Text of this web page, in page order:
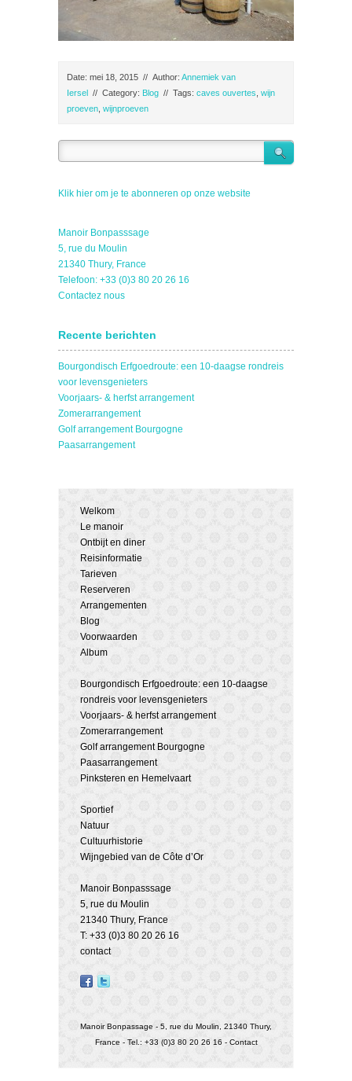
Date: mei 18, 2015 // Author: Annemiek van
Iersel // Category: Blog // Tags: caves ouvertes wijn
proeven wijnproeven
Klik hier om je te abonneren op onze website
Manoir Bonpasssage
5, rue du Moulin
21340 Thury, France
Telefoon: +33 (0)3 80 20 26 16
Contactez nous
Recente berichten
Bourgondisch Erfgoedroute: een 10-daagse rondreis
voor levensgenieters
Voorjaars- & herfst arrangement
Zomerarrangement
Golf arrangement Bourgogne
Paasarrangement
Welkom
Le manoir
Ontbijt en diner
Reisinformatie
Tarieven
Reserveren
Arrangementen
Blog
Voorwaarden
Album
Bourgondisch Erfgoedroute: een 10-daagse
rondreis voor levensgenieters
Voorjaars- & herfst arrangement
Zomerarrangement
Golf arrangement Bourgogne
Paasarrangement
Pinksteren en Hemelvaart
Sportief
Natuur
Cultuurhistorie
Wijngebied van de Côte d’Or
Manoir Bonpasssage
5, rue du Moulin
21340 Thury, France
T: +33 (0)3 80 20 26 16
contact
Manoir Bonpassage - 5, rue du Moulin, 21340 Thury,
France - Tel.: +33 (0)3 80 20 26 16 - Contact